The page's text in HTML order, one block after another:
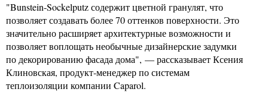
"Bunstein-Sockelputz содержит цветной гранулят, что
позволяет создавать более 70 оттенков поверхности. Это
значительно расширяет архитектурные возможности и
позволяет воплощать необычные дизайнерские задумки
по декорированию фасада дома", — рассказывает Ксения
Клиновская, продукт-менеджер по системам
теплоизоляции компании Caparol.